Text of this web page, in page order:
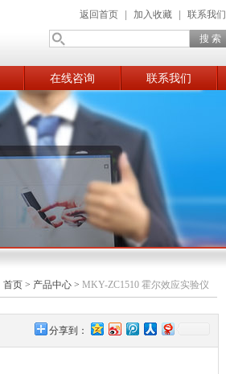
返回首页 加入收藏 联系我们
在线咨询 联系我们
首页 > 产品中心 > MKY-ZC1510 霍尔效应实验仪
分享到：